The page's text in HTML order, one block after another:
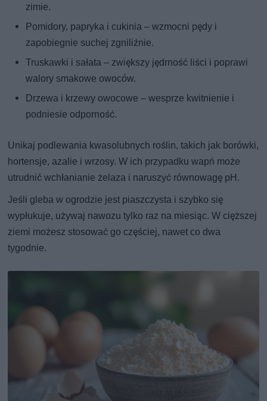
zimie.
Pomidory, papryka i cukinia – wzmocni pędy i
zapobiegnie suchej zgniliźnie.
Truskawki i sałata – zwiększy jędrność liści i poprawi
walory smakowe owoców.
Drzewa i krzewy owocowe – wesprze kwitnienie i
podniesie odporność.
Unikaj podlewania kwasolubnych roślin, takich jak borówki,
hortensje, azalie i wrzosy. W ich przypadku wapń może
utrudnić wchłanianie żelaza i naruszyć równowagę pH.
Jeśli gleba w ogrodzie jest piaszczysta i szybko się
wypłukuje, używaj nawozu tylko raz na miesiąc. W cięższej
ziemi możesz stosować go częściej, nawet co dwa
tygodnie.